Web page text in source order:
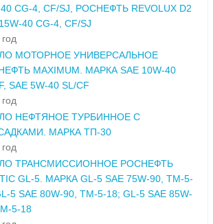
CG-4, CF/SJ, РОСНЕФТЬ REVOLUX D2
40 CG-4, CF/SJ
МОТОРНОЕ УНИВЕРСАЛЬНОЕ
MAXIMUM. МАРКА SAE 10W-40
SAE 5W-40 SL/CF
НЕФТЯНОЕ ТУРБИННОЕ С
МАРКА ТП-30
ТРАНСМИССИОННОЕ РОСНЕФТЬ
GL-5. МАРКА GL-5 SAE 75W-90, ТМ-5-
5 SAE 80W-90, ТМ-5-18; GL-5 SAE 85W-
5-18